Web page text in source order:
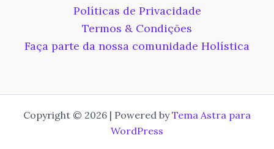
Políticas de Privacidade
Termos & Condições
Faça parte da nossa comunidade Holística
Copyright © 2026 | Powered byTema Astra para
WordPress